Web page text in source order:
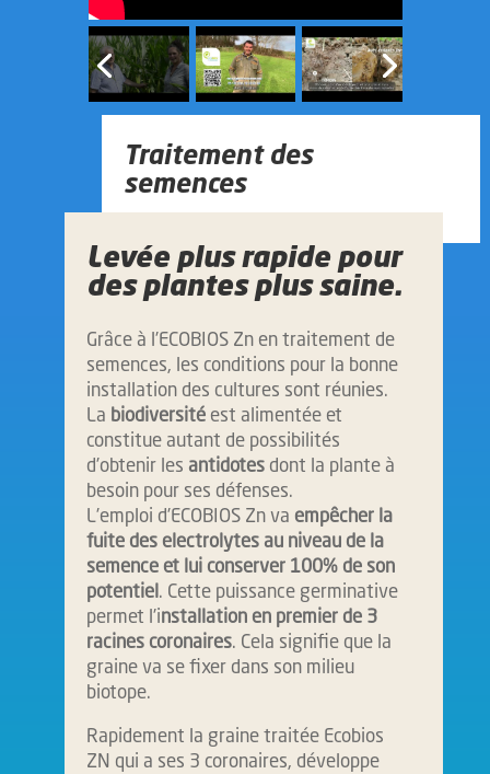
Traitement des
semences
Levée plus rapide pour
des plantes plus saine.
Grâce à l’ECOBIOS Zn en traitement de
semences, les conditions pour la bonne
installation des cultures sont réunies.
La biodiversité est alimentée et
constitue autant de possibilités
d’obtenir les antidotes dont la plante à
besoin pour ses défenses.
L’emploi d’ECOBIOS Zn va empêcher la
fuite des electrolytes au niveau de la
semence et lui conserver 100% de son
potentiel . Cette puissance germinative
permet l’installation en premier de 3
racines coronaires. Cela signifie que la
graine va se fixer dans son milieu
biotope.
Rapidement la graine traitée Ecobios
ZN qui a ses 3 coronaires, développe